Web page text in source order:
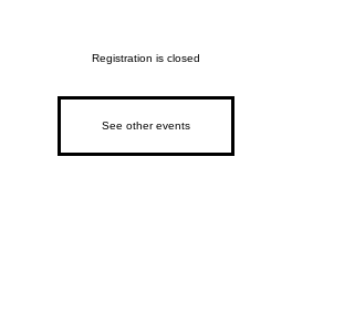
Registration is closed
See other events